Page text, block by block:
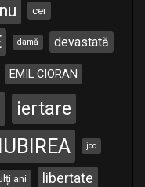
cer
damă devastată
EMIL CIORAN
iertare
IUBIREA joc
ani libertate